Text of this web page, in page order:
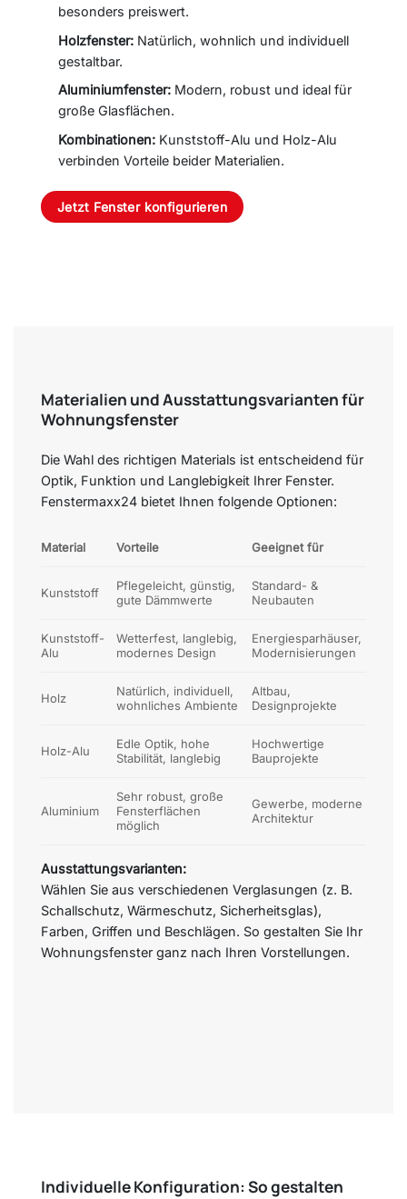
besonders preiswert.
Holzfenster:Natürlich, wohnlich und individuell
gestaltbar.
Aluminiumfenster:Modern, robust und ideal für
große Glasflächen.
Kombinationen:Kunststoff-Alu und Holz-Alu
verbinden Vorteile beider Materialien.
Jetzt Fenster konfigurieren
Materialien und Ausstattungsvarianten für
Wohnungsfenster
Die Wahl des richtigen Materials ist entscheidend für
Optik, Funktion und Langlebigkeit Ihrer Fenster.
Fenstermaxx24 bietet Ihnen folgende Optionen:
Material Vorteile Geeignet für
Kunststoff
Pflegeleicht, günstig,
gute Dämmwerte
Standard- &
Neubauten
Kunststoff-
Alu
Wetterfest, langlebig,
modernes Design
Energiesparhäuser,
Modernisierungen
Holz
Natürlich, individuell,
wohnliches Ambiente
Altbau,
Designprojekte
Holz-Alu
Edle Optik, hohe
Stabilität, langlebig
Hochwertige
Bauprojekte
Aluminium
Sehr robust, große
Fensterflächen
möglich
Gewerbe, moderne
Architektur
Ausstattungsvarianten:
Wählen Sie aus verschiedenen Verglasungen (z. B.
Schallschutz, Wärmeschutz, Sicherheitsglas),
Farben, Griffen und Beschlägen. So gestalten Sie Ihr
Wohnungsfenster ganz nach Ihren Vorstellungen.
Individuelle Konfiguration: So gestalten